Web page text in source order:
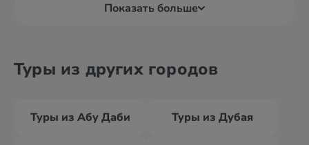
Показать больше
Туры из других городов
Туры из Абу Даби Туры из Дубая